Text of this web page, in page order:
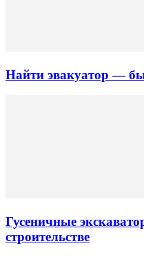
Найти эвакуатор —
Гусеничные
строительстве